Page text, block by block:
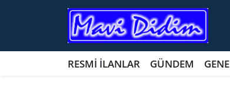
RESMİ İLANLAR GÜNDEM
ANTİK YERLER
Nöbetçi Eczaneler